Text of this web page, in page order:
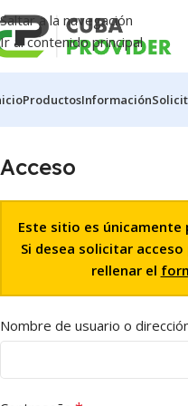
Saltar a la navegación
Ir al contenido principal
ProductosInformación
Acceso
Este sitio es
Si desea solicitar
rellenar el
Nombre de usuario o